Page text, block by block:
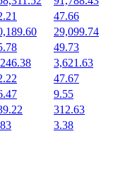
47.66
29,099.74
49.73
3,621.63
47.67
9.55
312.63
3.38